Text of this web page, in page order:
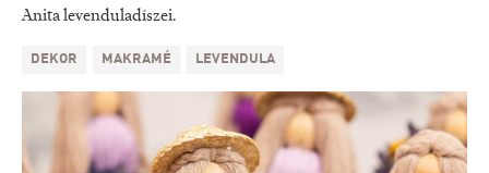
Anita levenduladíszei.
DEKOR MAKRAMÉ LEVENDULA